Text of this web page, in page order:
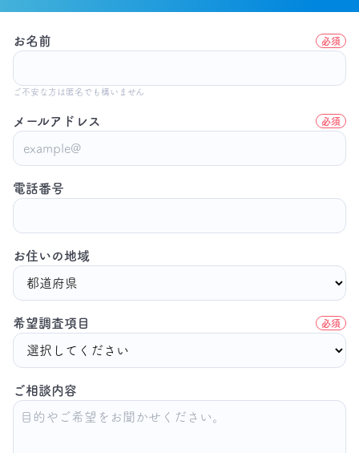
お名前 必須
ご不安な方は匿名でも構いません
メールアドレス 必須
電話番号
お住いの地域
希望調査項目 必須
ご相談内容